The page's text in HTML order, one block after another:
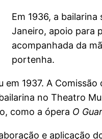
Em 1936, a
Janeiro, apoio para
acompanhada da
portenha.
1937. A
no Theatro
como a ópera O
e aplicação